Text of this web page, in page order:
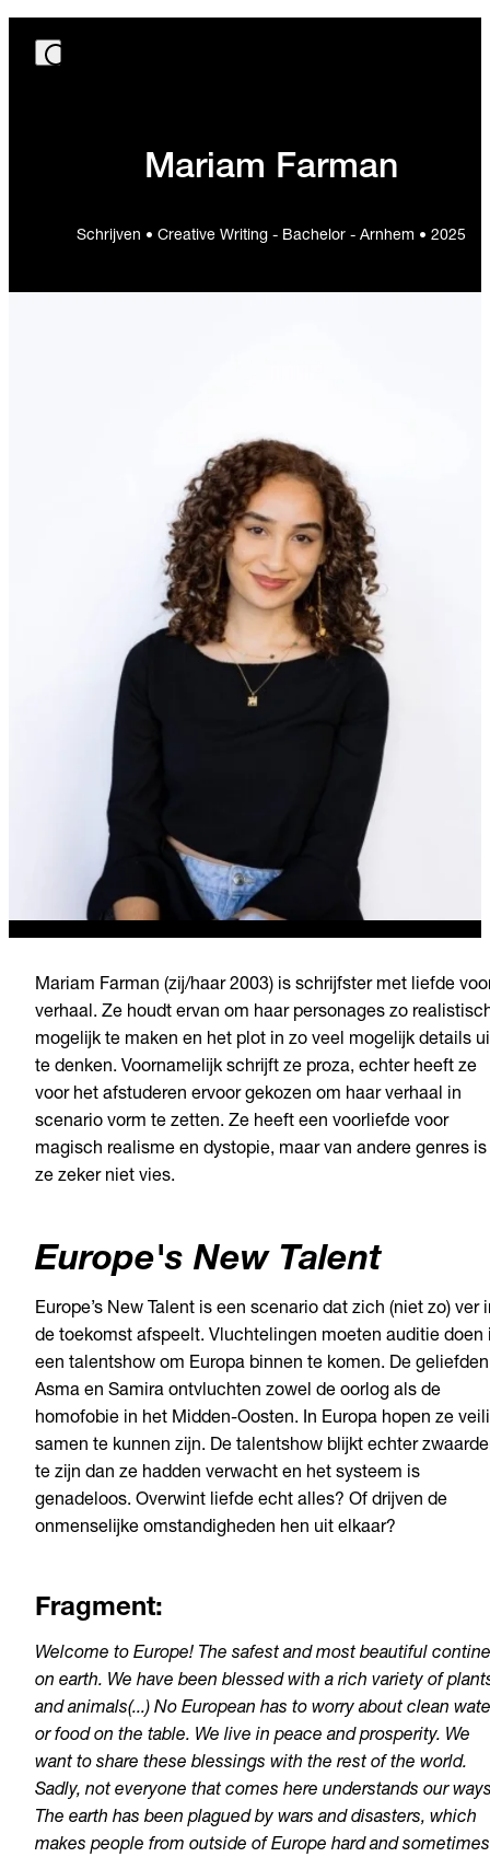
Mariam Farman
Schrijven • Creative Writing - Bachelor - Arnhem • 2025
Mariam Farman (zij/haar 2003) is schrijfster met liefde
verhaal. Ze houdt ervan om haar personages zo
mogelijk te maken en het plot in zo veel mogelijk details
te denken. Voornamelijk schrijft ze proza, echter heeft ze
voor het afstuderen ervoor gekozen om haar verhaal in
scenario vorm te zetten. Ze heeft een voorliefde voor
magisch realisme en dystopie, maar van andere genres is
ze zeker niet vies.
Europe's New Talent
Europe’s New Talent is een scenario dat zich (niet zo) ver
de toekomst afspeelt. Vluchtelingen moeten auditie doen
een talentshow om Europa binnen te komen. De geliefden
Asma en Samira ontvluchten zowel de oorlog als de
homofobie in het Midden-Oosten. In Europa hopen ze
samen te kunnen zijn. De talentshow blijkt echter
te zijn dan ze hadden verwacht en het systeem is
genadeloos. Overwint liefde echt alles? Of drijven de
onmenselijke omstandigheden hen uit elkaar?
Fragment:
Welcome to Europe! The safest and most beautiful
on earth. We have been blessed with a rich variety of
and animals(...) No European has to worry about clean
or food on the table. We live in peace and prosperity. We
want to share these blessings with the rest of the world.
Sadly, not everyone that comes here understands our
The earth has been plagued by wars and disasters, which
makes people from outside of Europe hard and sometimes